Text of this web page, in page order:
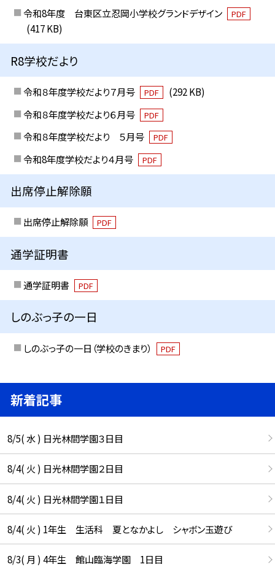
令和8年度 台東区立忍岡小学校グランドデザイン
PDF
(417 KB)
R8学校だより
令和８年度学校だより７月号 PDF
(292 KB)
令和８年度学校だより６月号
PDF
令和８年度学校だより ５月号 PDF
令和8年度学校だより４月号 PDF
出席停止解除願
出席停止解除願 PDF
通学証明書
通学証明書 PDF
しのぶっ子の一日
しのぶっ子の一日（学校のきまり） PDF
新着記事
8/5( 水 ) 日光林間学園３日目
8/4( 火 ) 日光林間学園２日目
8/4( 火 ) 日光林間学園１日目
8/4( 火 ) 1年生 生活科 夏となかよし シャボン玉遊び
8/3( 月 ) 4年生 館山臨海学園 1日目